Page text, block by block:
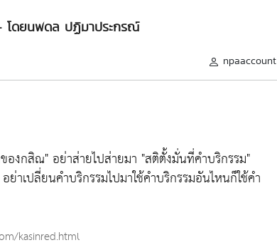
ดยนพดล ปฏิมาประกรณ์
npaaccount
องกสิณ" อย่าส่ายไปส่ายมา "สติตั้งมั่นที่คำบริกรรม"
ย่าเปลี่ยนคำบริกรรมไปมาใช้คำบริกรรมอันไหนก็ใช้คำ
kasinred.html